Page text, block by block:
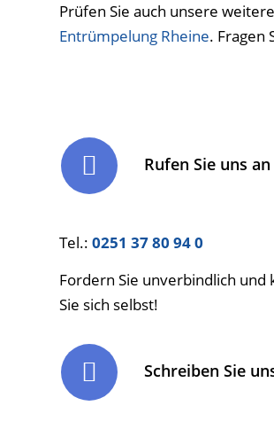
Prüfen Sie auch unsere
Entrümpelung Rheine. Fragen
Rufen Sie uns an
Tel.: 0251 37 80 94 0
Fordern Sie unverbindlich und
Sie sich selbst!
Schreiben Sie